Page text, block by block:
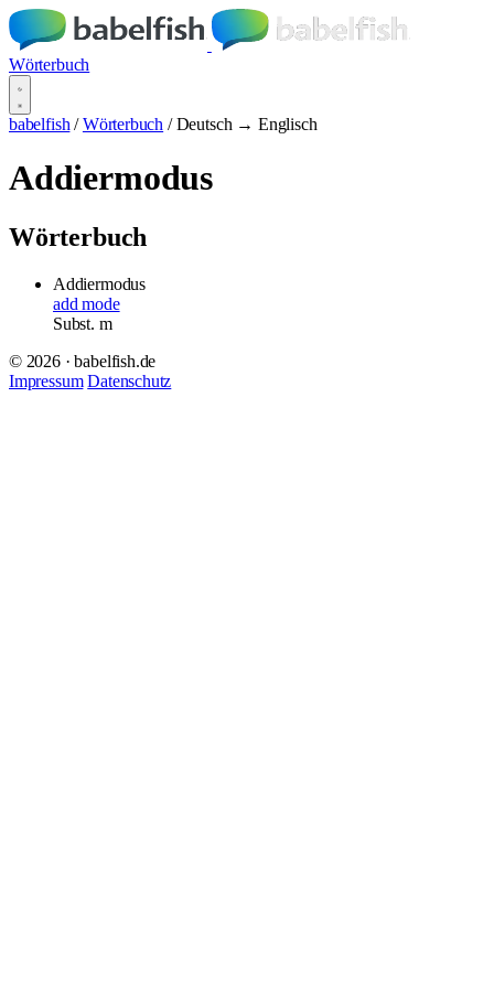
Wörterbuch
babelfish / Wörterbuch / Deutsch → Englisch
Addiermodus
Wörterbuch
Addiermodus
add mode
Subst. m
© 2026 · babelfish.de
Impressum Datenschutz